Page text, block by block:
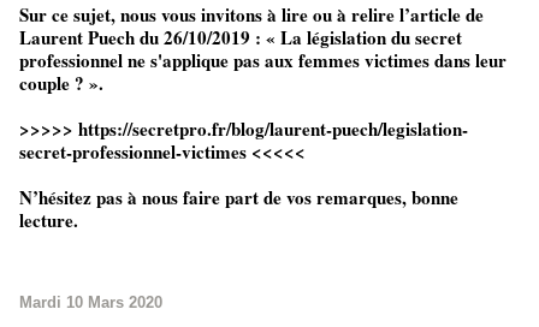
Sur ce sujet, nous vous invitons à lire ou à relire l’article de
Laurent Puech du 26/10/2019 : « La législation du secret
professionnel ne s'applique pas aux femmes victimes dans leur
couple ? ».
>>>>> https://secretpro.fr/blog/laurent-puech/legislation-
secret-professionnel-victimes <<<<<
N’hésitez pas à nous faire part de vos remarques, bonne
lecture.
Mardi 10 Mars 2020